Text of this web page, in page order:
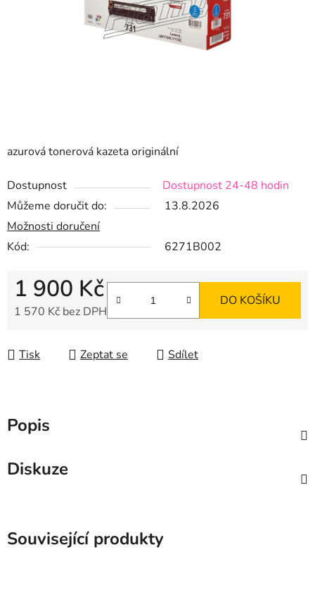
azurová tonerová kazeta originální
Dostupnost
Dostupnost 24-48 hodin
Můžeme doručit do:
13.8.2026
Možnosti doručení
Kód:
6271B002
1 900 Kč
1 570 Kč bez DPH
DO KOŠÍKU
Tisk Zeptat se Sdílet
Popis
Diskuze
Související produkty